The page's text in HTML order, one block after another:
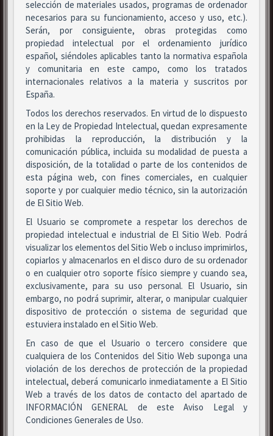
selección de materiales usados, programas de ordenador
necesarios para su funcionamiento, acceso y uso, etc.).
Serán, por consiguiente, obras protegidas como
propiedad intelectual por el ordenamiento jurídico
español, siéndoles aplicables tanto la normativa española
y comunitaria en este campo, como los tratados
internacionales relativos a la materia y suscritos por
España.
Todos los derechos reservados. En virtud de lo dispuesto
en la Ley de Propiedad Intelectual, quedan expresamente
prohibidas la reproducción, la distribución y la
comunicación pública, incluida su modalidad de puesta a
disposición, de la totalidad o parte de los contenidos de
esta página web, con fines comerciales, en cualquier
soporte y por cualquier medio técnico, sin la autorización
de El Sitio Web.
El Usuario se compromete a respetar los derechos de
propiedad intelectual e industrial de El Sitio Web. Podrá
visualizar los elementos del Sitio Web o incluso imprimirlos,
copiarlos y almacenarlos en el disco duro de su ordenador
o en cualquier otro soporte físico siempre y cuando sea,
exclusivamente, para su uso personal. El Usuario, sin
embargo, no podrá suprimir, alterar, o manipular cualquier
dispositivo de protección o sistema de seguridad que
estuviera instalado en el Sitio Web.
En caso de que el Usuario o tercero considere que
cualquiera de los Contenidos del Sitio Web suponga una
violación de los derechos de protección de la propiedad
intelectual, deberá comunicarlo inmediatamente a El Sitio
Web a través de los datos de contacto del apartado de
INFORMACIÓN GENERAL de este Aviso Legal y
Condiciones Generales de Uso.